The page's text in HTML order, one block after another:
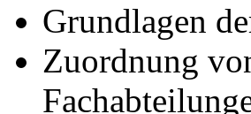
Grundlagen
Zuordnung